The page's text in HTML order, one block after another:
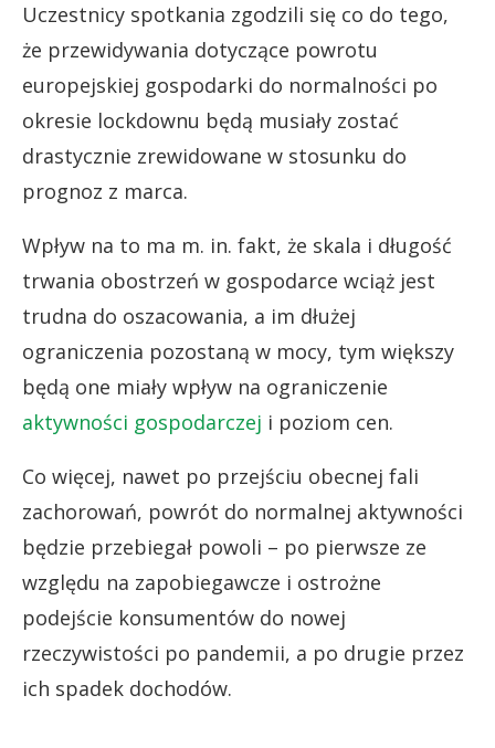
Uczestnicy spotkania zgodzili się co do tego,
że przewidywania dotyczące powrotu
europejskiej gospodarki do normalności po
okresie lockdownu będą musiały zostać
drastycznie zrewidowane w stosunku do
prognoz z marca.
Wpływ na to ma m. in. fakt, że skala i długość
trwania obostrzeń w gospodarce wciąż jest
trudna do oszacowania, a im dłużej
ograniczenia pozostaną w mocy, tym większy
będą one miały wpływ na ograniczenie
aktywności gospodarczej i poziom cen.
Co więcej, nawet po przejściu obecnej fali
zachorowań, powrót do normalnej aktywności
będzie przebiegał powoli – po pierwsze ze
względu na zapobiegawcze i ostrożne
podejście konsumentów do nowej
rzeczywistości po pandemii, a po drugie przez
ich spadek dochodów.